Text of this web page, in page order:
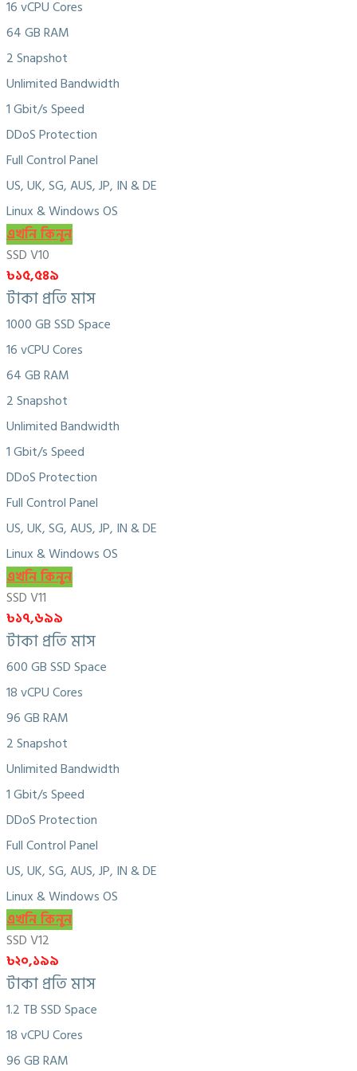
16 vCPU Cores
64 GB RAM
2 Snapshot
Unlimited Bandwidth
1 Gbit/s Speed
DDoS Protection
Full Control Panel
US, UK, SG, AUS, JP, IN & DE
Linux & Windows OS
এখনি কিনুন
SSD V10
৳১৫,৫৪৯
টাকা প্রতি মাস
1000 GB SSD Space
16 vCPU Cores
64 GB RAM
2 Snapshot
Unlimited Bandwidth
1 Gbit/s Speed
DDoS Protection
Full Control Panel
US, UK, SG, AUS, JP, IN & DE
Linux & Windows OS
এখনি কিনুন
SSD V11
৳১৭,৬৯৯
টাকা প্রতি মাস
600 GB SSD Space
18 vCPU Cores
96 GB RAM
2 Snapshot
Unlimited Bandwidth
1 Gbit/s Speed
DDoS Protection
Full Control Panel
US, UK, SG, AUS, JP, IN & DE
Linux & Windows OS
এখনি কিনুন
SSD V12
৳২০,১৯৯
টাকা প্রতি মাস
1.2 TB SSD Space
18 vCPU Cores
96 GB RAM